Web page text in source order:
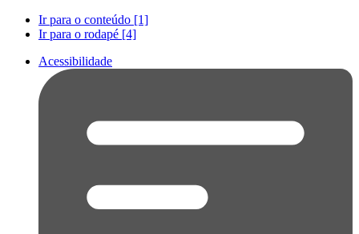
Ir para o conteúdo [1]
Ir para o rodapé [4]
Acessibilidade